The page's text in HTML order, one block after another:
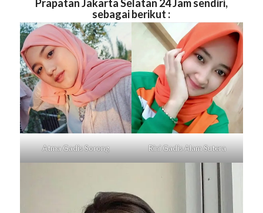
Prapatan Jakarta Selatan 24 Jam sendiri,
sebagai berikut :
Atma GadisSorong Rini GadisAlam Sutera